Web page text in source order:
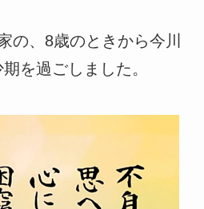
の、8歳のときから今川
を過ごしました。